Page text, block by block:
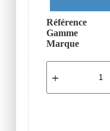
Référence
Gamme
Marque